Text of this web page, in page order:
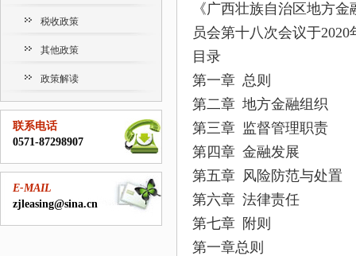
税收政策
其他政策
政策解读
联系电话
0571-87298907
E-MAIL
zjleasing@sina.cn
《广西壮族自治区地方
员会第十八次会议于
目录
第一章 总则
第二章 地方金融组织
第三章 监督管理职责
第四章 金融发展
第五章 风险防范与处置
第六章 法律责任
第七章 附则
第一章总则